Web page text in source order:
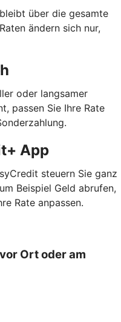
über die gesamte
ändern sich nur,
oder langsamer
passen Sie Ihre Rate
App
steuern Sie ganz
Beispiel Geld abrufen,
Rate anpassen.
Ort oder am